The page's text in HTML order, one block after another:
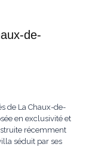
de-
de La Chaux-de-
en exclusivité et
récemment
séduit par ses